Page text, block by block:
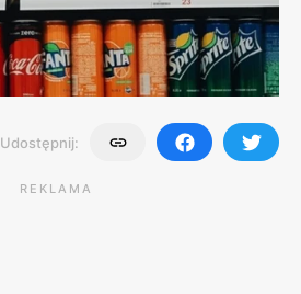
Udostępnij:
REKLAMA